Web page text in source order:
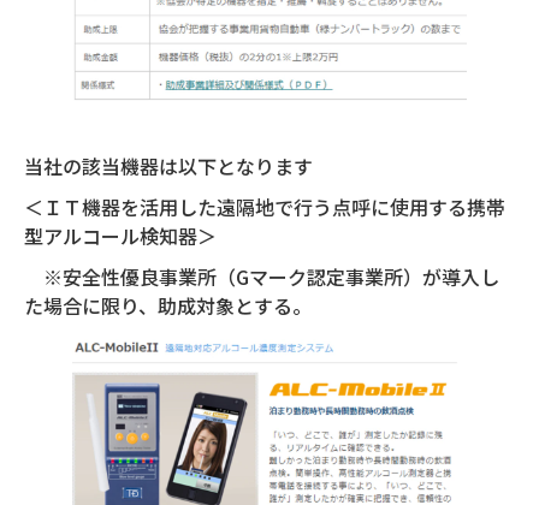
当社の該当機器は以下となります
＜ＩＴ機器を活用した遠隔地で行う点呼に使用する携帯
型アルコール検知器＞
※安全性優良事業所（Gマーク認定事業所）が導入し
た場合に限り、助成対象とする。